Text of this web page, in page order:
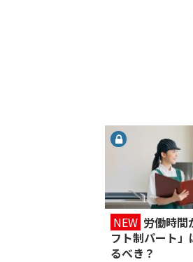
NEW 労働時間
フト制パート
るべき？